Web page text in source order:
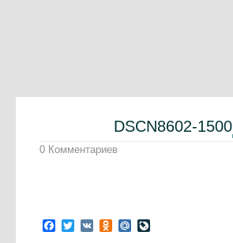
DSCN8602-1500
0 Комментариев
Facebook
Twitter
VK Odnoklassniki
Mail.Ru